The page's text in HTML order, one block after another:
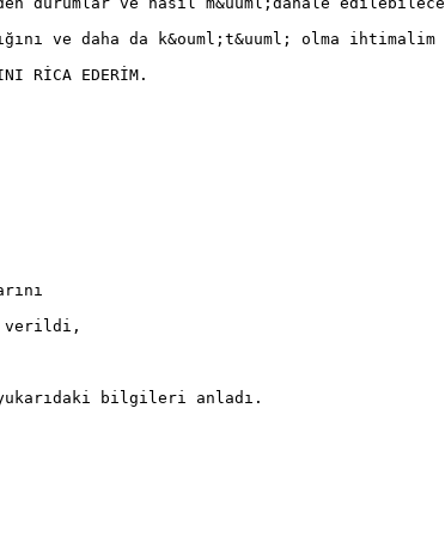
ve daha da k&ouml;t&uuml; olma ihtimalim
RİCA EDERİM.
verildi,
bilgileri anladı.